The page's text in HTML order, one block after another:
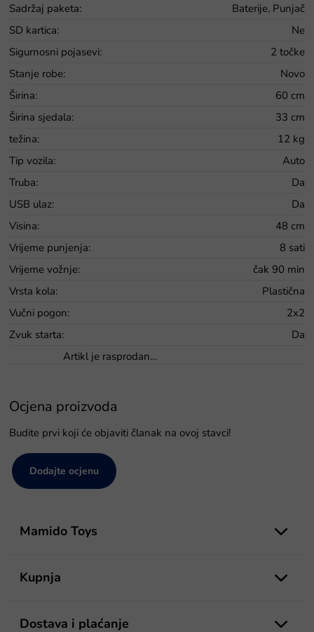
Sadržaj paketa:
Baterije, Punjač
SD kartica:
Ne
Sigurnosni pojasevi:
2 točke
Stanje robe:
Novo
Širina:
60 cm
Širina sjedala:
33 cm
težina:
12 kg
Tip vozila:
Auto
Truba:
Da
USB ulaz:
Da
Visina:
48 cm
Vrijeme punjenja:
8 sati
Vrijeme vožnje:
čak 90 min
Vrsta kola:
Plastična
Vučni pogon:
2x2
Zvuk starta:
Da
Artikl je rasprodan…
Ocjena proizvoda
Budite prvi koji će objaviti članak na ovoj stavci!
Dodajte ocjenu
Mamido Toys
Kupnja
Dostava i plaćanje